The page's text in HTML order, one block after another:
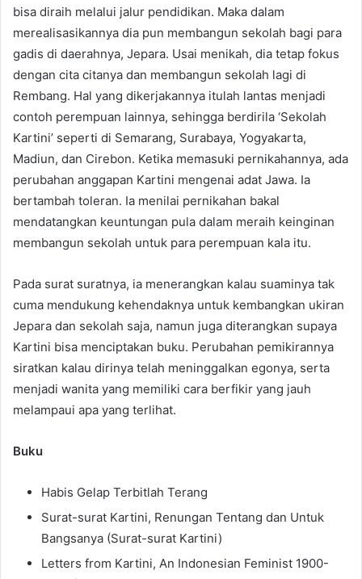
bisa diraih melalui jalur pendidikan. Maka dalam
merealisasikannya dia pun membangun sekolah bagi para
gadis di daerahnya, Jepara. Usai menikah, dia tetap fokus
dengan cita citanya dan membangun sekolah lagi di
Rembang. Hal yang dikerjakannya itulah lantas menjadi
contoh perempuan lainnya, sehingga berdirila ‘Sekolah
Kartini’ seperti di Semarang, Surabaya, Yogyakarta,
Madiun, dan Cirebon. Ketika memasuki pernikahannya, ada
perubahan anggapan Kartini mengenai adat Jawa. Ia
bertambah toleran. Ia menilai pernikahan bakal
mendatangkan keuntungan pula dalam meraih keinginan
membangun sekolah untuk para perempuan kala itu.
Pada surat suratnya, ia menerangkan kalau suaminya tak
cuma mendukung kehendaknya untuk kembangkan ukiran
Jepara dan sekolah saja, namun juga diterangkan supaya
Kartini bisa menciptakan buku. Perubahan pemikirannya
siratkan kalau dirinya telah meninggalkan egonya, serta
menjadi wanita yang memiliki cara berfikir yang jauh
melampaui apa yang terlihat.
Buku
Habis Gelap Terbitlah Terang
Surat-surat Kartini, Renungan Tentang dan Untuk
Bangsanya (Surat-surat Kartini)
Letters from Kartini, An Indonesian Feminist 1900-